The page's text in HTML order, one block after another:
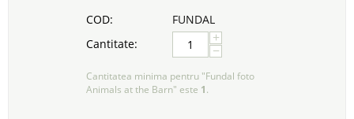
COD:
FUNDAL
Cantitate:
+
−
Cantitatea minima pentru "Fundal foto
Animals at the Barn" este 1.